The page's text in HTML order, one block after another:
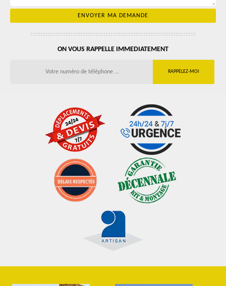
ON VOUS RAPPELLE IMMEDIATEMENT